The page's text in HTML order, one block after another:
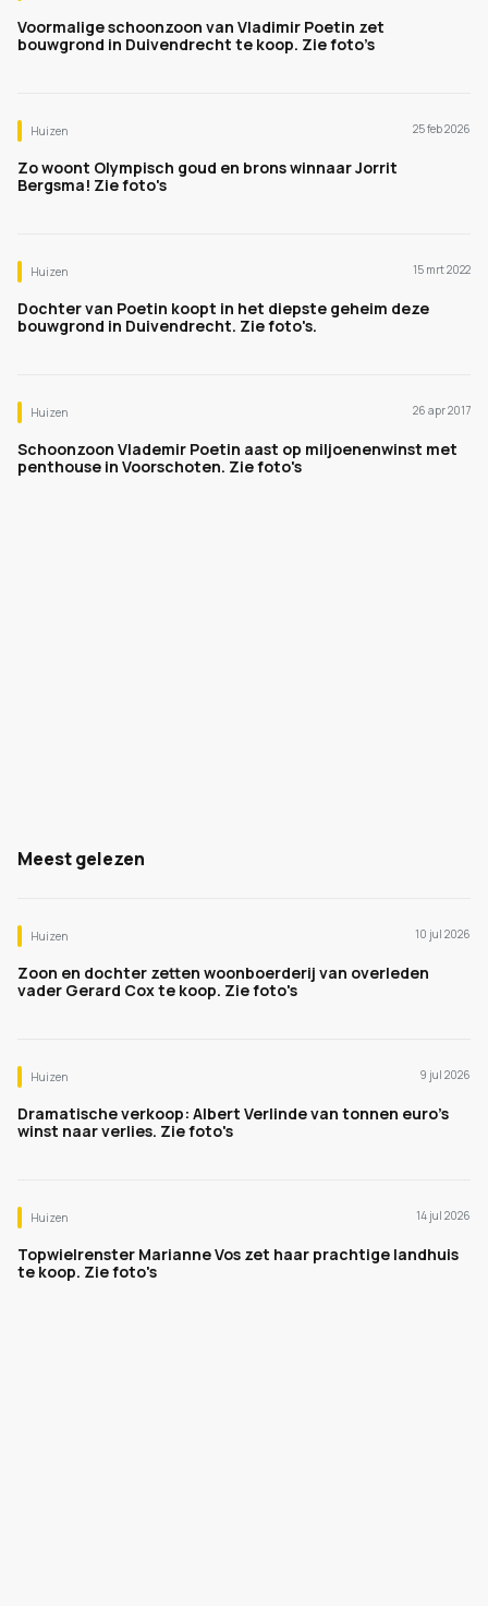
Voormalige schoonzoon van Vladimir Poetin zet
bouwgrond in Duivendrecht te koop. Zie foto’s
Huizen 25 feb 2026
Zo woont Olympisch goud en brons winnaar Jorrit
Bergsma! Zie foto's
Huizen 15 mrt 2022
Dochter van Poetin koopt in het diepste geheim deze
bouwgrond in Duivendrecht. Zie foto's.
Huizen 26 apr 2017
Schoonzoon Vlademir Poetin aast op miljoenenwinst met
penthouse in Voorschoten. Zie foto's
Meest gelezen
Huizen 10 jul 2026
Zoon en dochter zetten woonboerderij van overleden
vader Gerard Cox te koop. Zie foto's
Huizen 9 jul 2026
Dramatische verkoop: Albert Verlinde van tonnen euro's
winst naar verlies. Zie foto's
Huizen 14 jul 2026
Topwielrenster Marianne Vos zet haar prachtige landhuis
te koop. Zie foto's